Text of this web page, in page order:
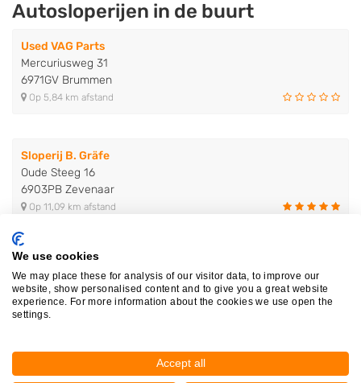
Autosloperijen in de buurt
Used VAG Parts
Mercuriusweg 31
6971GV Brummen
Op 5,84 km afstand
Sloperij B. Gräfe
Oude Steeg 16
6903PB Zevenaar
Op 11,09 km afstand
Maststraat 7
6921PT Duiven
Op 13,62 km afstand
Steenbergen Recycling
We use cookies
We may place these for analysis of our visitor data, to improve our
website, show personalised content and to give you a great website
experience. For more information about the cookies we use open the
settings.
Accept all